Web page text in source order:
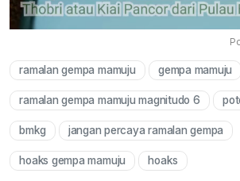
ramalan gempa mamuju gempa mamuju
ramalan gempa mamuju magnitudo 6
bmkg jangan percaya ramalan gempa
hoaks gempa mamuju hoaks